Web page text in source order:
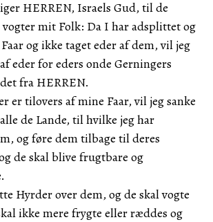
HERREN, Israels Gud, til de
vogter mit Folk: Da I har adsplittet og
og ikke taget eder af dem, vil jeg
eder for eders onde Gerningers
fra HERREN.
er tilovers af mine Faar, vil jeg sanke
de Lande, til hvilke jeg har
og føre dem tilbage til deres
de skal blive frugtbare og
Hyrder over dem, og de skal vogte
ikke mere frygte eller ræddes og